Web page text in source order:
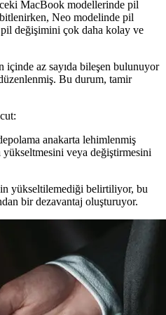
MacBook modellerinde pil
Neo modelinde pil
değişimini çok daha kolay ve
içinde az sayıda bileşen bulunuyor
Bu durum, tamir
anakarta lehimlenmiş
veya değiştirmesini
yükseltilemediği belirtiliyor, bu
bir dezavantaj oluşturuyor.